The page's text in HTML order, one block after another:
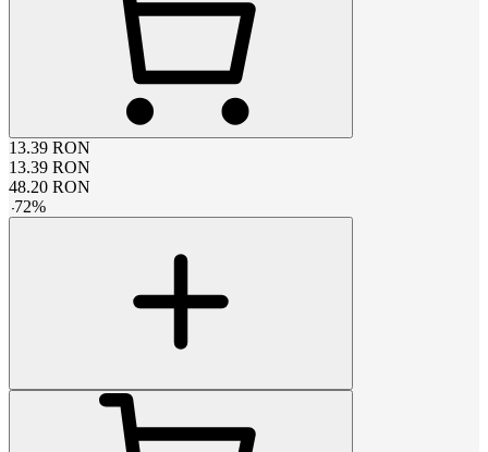
13.39 RON
13.39 RON
48.20 RON
-72%